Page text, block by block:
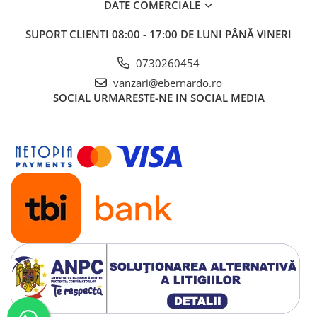
Mandrină cu 4 fălci din fontă
Mandrină cu 4 fălci din otel
Standuri pentru strunguri
Instrumente de prindere
Fălci pentru PHV / VHV
Menghine
Mese rotative / mese inclinabile /
Etape XY
Papusa mobila / con de centrare
Instrumente de masurare
Afisaj digital
Bloc ecartament, masurare și
testare
DATE COMERCIALE
SUPORT CLIENTI 08:00 - 17:00 DE LUNI PÂNĂ VINERI
0730260454
vanzari@ebernardo.ro
SOCIAL URMARESTE-NE IN SOCIAL MEDIA